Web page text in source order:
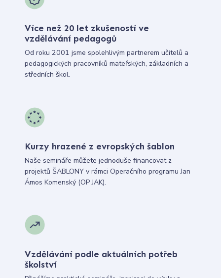
Více než 20 let zkušeností ve
vzdělávání pedagogů
Od roku 2001 jsme spolehlivým partnerem učitelů a
pedagogických pracovníků mateřských, základních a
středních škol.
Kurzy hrazené z evropských šablon
Naše semináře můžete jednoduše financovat z
projektů ŠABLONY v rámci Operačního programu Jan
Ámos Komenský (OP JAK).
Vzdělávání podle aktuálních potřeb
školství